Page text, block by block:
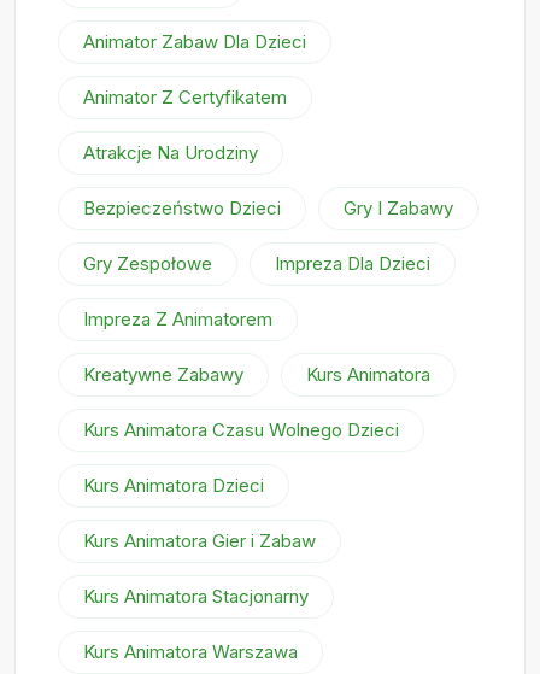
Animator Zabaw Dla Dzieci
Animator Z Certyfikatem
Atrakcje Na Urodziny
Bezpieczeństwo Dzieci Gry I Zabawy
Gry Zespołowe Impreza Dla Dzieci
Impreza Z Animatorem
Kreatywne Zabawy Kurs Animatora
Kurs Animatora Czasu Wolnego Dzieci
Kurs Animatora Dzieci
Kurs Animatora Gier i Zabaw
Kurs Animatora Stacjonarny
Kurs Animatora Warszawa